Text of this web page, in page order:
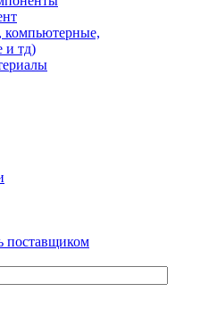
и тд)
поставщиком